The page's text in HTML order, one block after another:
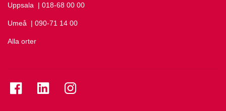
Uppsala Ring Uppsala på
| 018-68 00 00
Umeå Ring Umeå på
| 090-71 14 00
Alla orter
Se folkuniversitetet på Facebook
Se folkuniversitetet på LinkedIn